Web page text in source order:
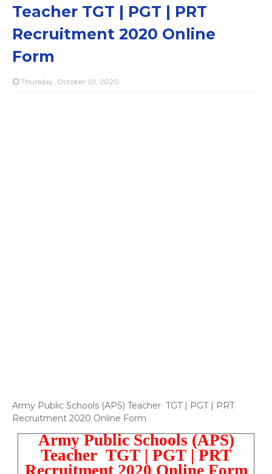
Teacher TGT | PGT | PRT
Recruitment 2020 Online
Form
Thursday, October 01, 2020
Army Public Schools (APS) Teacher TGT | PGT | PRT
Recruitment 2020 Online Form
Army Public Schools (APS)
Teacher TGT | PGT | PRT
Recruitment 2020 Online Form